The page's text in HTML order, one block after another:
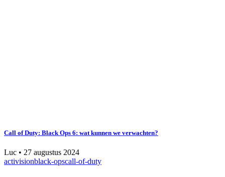
Call of Duty: Black Ops 6: wat kunnen we verwachten?
Luc • 27 augustus 2024
activisionblack-opscall-of-duty